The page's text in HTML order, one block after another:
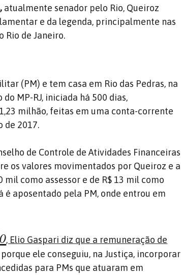
, atualmente senador pelo Rio, Queiroz
e da legenda, principalmente nas
Rio de Janeiro.
(PM) e tem casa em Rio das Pedras, na
MP-RJ, iniciada há 500 dias,
milhão, feitas em uma conta-corrente
de 2017.
de Controle de Atividades Financeiras
os valores movimentados por Queiroz e a
mil como assessor e de R$ 13 mil como
aposentado pela PM, onde entrou em
, Elio Gaspari diz que a remuneração de
porque ele conseguiu, na Justiça, incorporar
para PMs que atuaram em